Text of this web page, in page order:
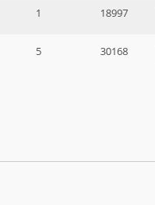
1 18997
5 30168